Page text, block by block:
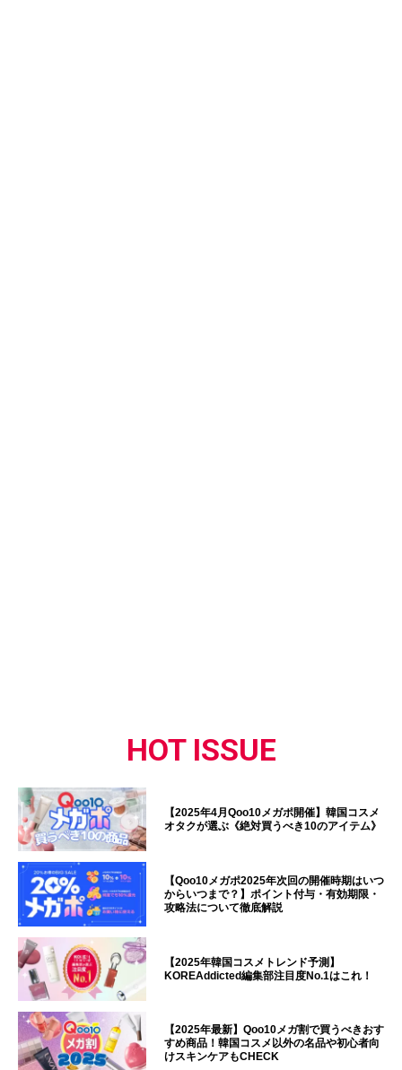
HOT ISSUE
【2025年4月Qoo10メガポ開催】韓国コスメ
オタクが選ぶ《絶対買うべき10のアイテム》
【Qoo10メガポ2025年次回の開催時期はいつ
からいつまで？】ポイント付与・有効期限・
攻略法について徹底解説
【2025年韓国コスメトレンド予測】
KOREAddicted編集部注目度No.1はこれ！
【2025年最新】Qoo10メガ割で買うべきおす
すめ商品！韓国コスメ以外の名品や初心者向
けスキンケアもCHECK